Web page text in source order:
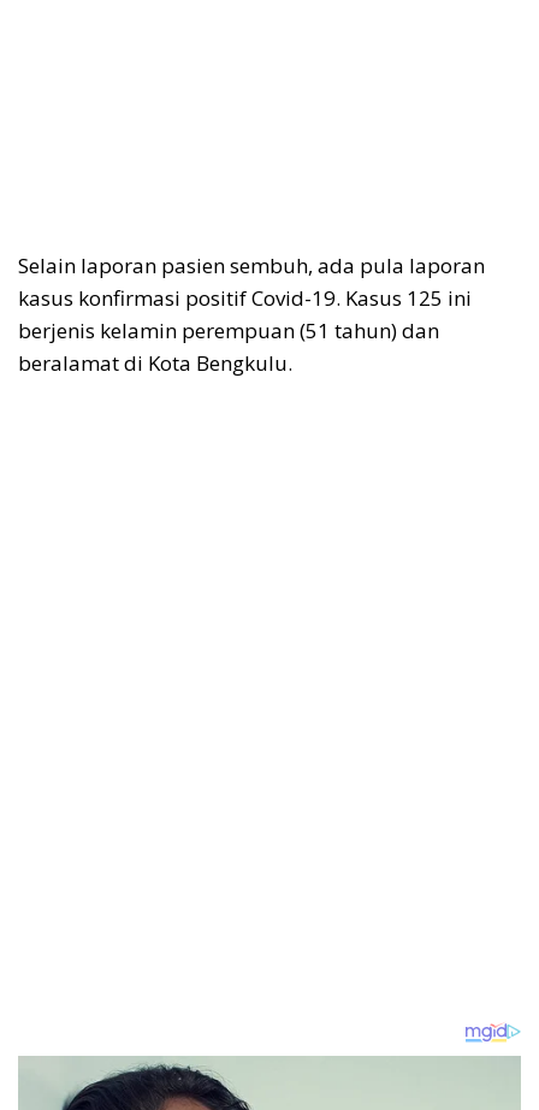
Selain laporan pasien sembuh, ada pula laporan
kasus konfirmasi positif Covid-19. Kasus 125 ini
berjenis kelamin perempuan (51 tahun) dan
beralamat di Kota Bengkulu.